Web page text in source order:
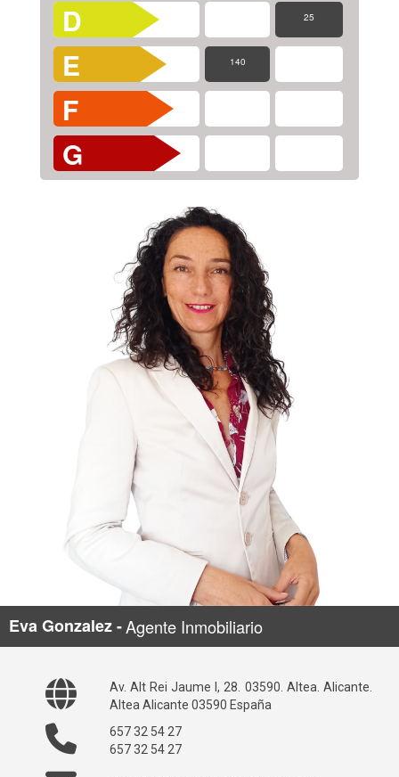
D
25
E 140
F
G
Eva Gonzalez -Agente Inmobiliario
Av. Alt Rei Jaume I, 28. 03590. Altea. Alicante.
Altea Alicante 03590 España
657 32 54 27
657 32 54 27